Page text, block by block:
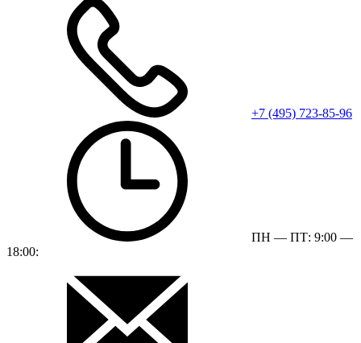
+7 (495) 723-85-96
ПН — ПТ: 9:00 —
18:00: